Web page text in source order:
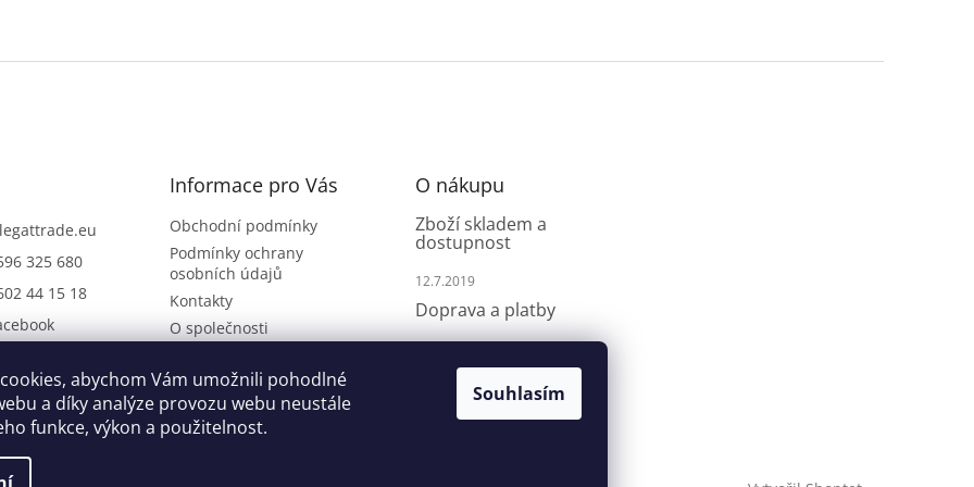
abychom Vám umožnili pohodlné
a díky analýze provozu webu neustále
funkce, výkon a použitelnost.
Souhlasím
legattrade.eu
325 680
44 15 18
Informace pro Vás
Obchodní podmínky
Podmínky ochrany
osobních údajů
Kontakty
O společnosti
O nákupu
Zboží skladem a
dostupnost
12.7.2019
Doprava a platby
Jak nakupovat
9.7.2019